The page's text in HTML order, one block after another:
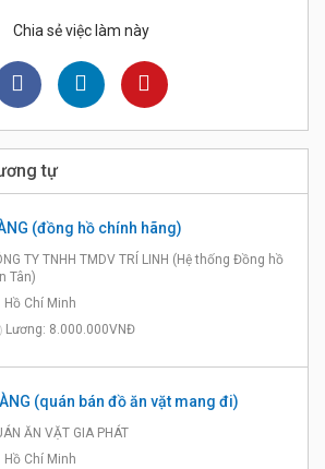
Chia sẻ việc làm này
tự
(đồng hồ chính hãng)
TY TNHH TMDV TRÍ LINH (Hệ thống Đồng hồ
Tân)
Hồ Chí Minh
Lương: 8.000.000VNĐ
(quán bán đồ ăn vặt mang đi)
ĂN VẶT GIA PHÁT
Hồ Chí Minh